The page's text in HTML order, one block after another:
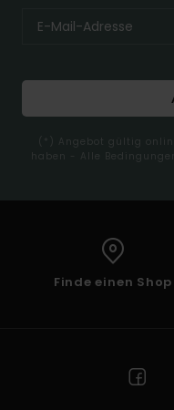
(*) Angebot gültig
haben - Alle
Finde einen Shop